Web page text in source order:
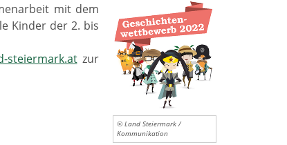
© Land Steiermark /
Kommunikation
mit dem
Kinder der 2. bis
steiermark.atzur